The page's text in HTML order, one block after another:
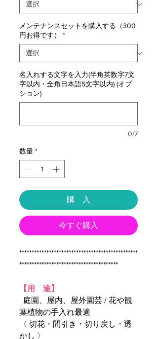
メンテナンスセットを購入する（300
円お得です）
*
名入れする文字を入力(半角英数字7文
字以内・全角日本語5文字以内) (オプ
ション)
0/7
数量 *
購 入
今すぐ購入
************************************************
****************************************
【用 途】
庭園、屋内、屋外園芸 / 花や観
葉植物の手入れ最適
〈 切花・間引き・切り戻し・透
かし 〉